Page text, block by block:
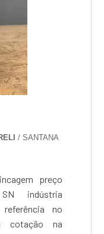
/ SANTANA
preço
indústria
no
cotação na